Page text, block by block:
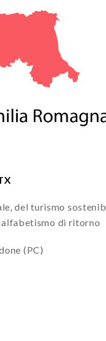
del turismo
di ritorno
(PC)